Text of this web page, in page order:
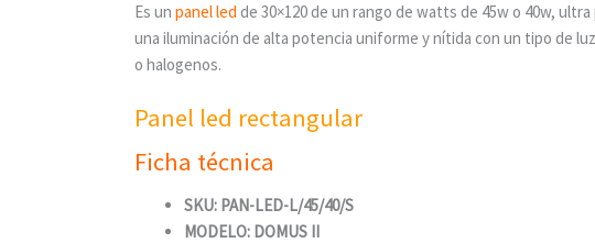
Es unpanel led de 30×120 de un rango de watts de 45w o 40w,
una iluminación de alta potencia uniforme y nítida con un tipo de
o halogenos.
Panel led rectangular
Ficha técnica
SKU: PAN-LED-L/45/40/S
MODELO: DOMUS II